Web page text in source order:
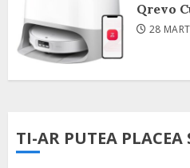
Qrevo
28
TI-AR PUTEA PLACEA